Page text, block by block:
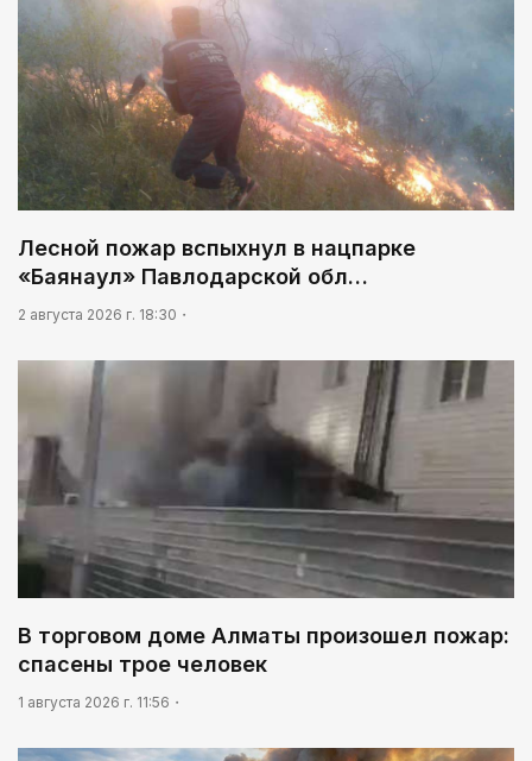
Лесной пожар вспыхнул в нацпарке
«Баянаул» Павлодарской обл…
2 августа 2026 г. 18:30
В торговом доме Алматы произошел пожар:
спасены трое человек
1 августа 2026 г. 11:56